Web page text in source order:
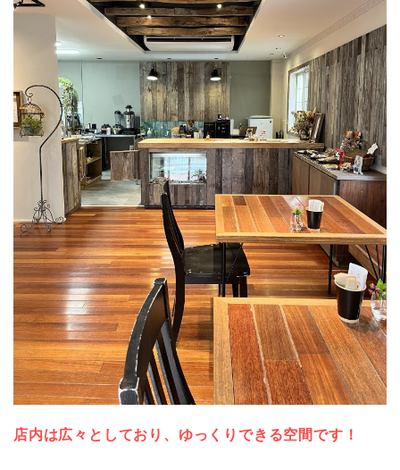
店内は広々としており、ゆっくりできる空間です！